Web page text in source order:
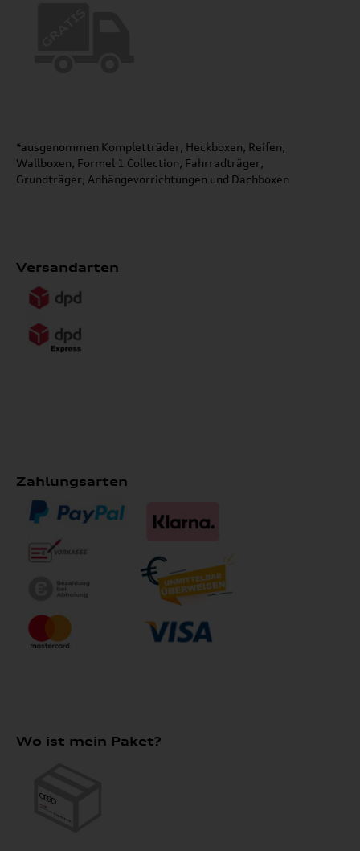
*ausgenommen Kompletträder, Heckboxen, Reifen,
Wallboxen, Formel 1 Collection, Fahrradträger,
Grundträger, Anhängevorrichtungen und Dachboxen
Versandarten
Zahlungsarten
Wo ist mein Paket?